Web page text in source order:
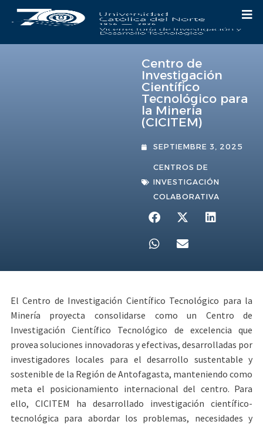
Centro de
Investigación
Científico
Tecnológico para
la Minería
(CICITEM)
SEPTIEMBRE 3, 2025
CENTROS DE
INVESTIGACIÓN
COLABORATIVA
El Centro de Investigación Científico Tecnológico para la
Minería proyecta consolidarse como un Centro de
Investigación Científico Tecnológico de excelencia que
provea soluciones innovadoras y efectivas, desarrolladas por
investigadores locales para el desarrollo sustentable y
sostenible de la Región de Antofagasta, manteniendo como
meta el posicionamiento internacional del centro. Para
ello, CICITEM ha desarrollado investigación científico-
tecnológica para abordar los problemas, necesidades y